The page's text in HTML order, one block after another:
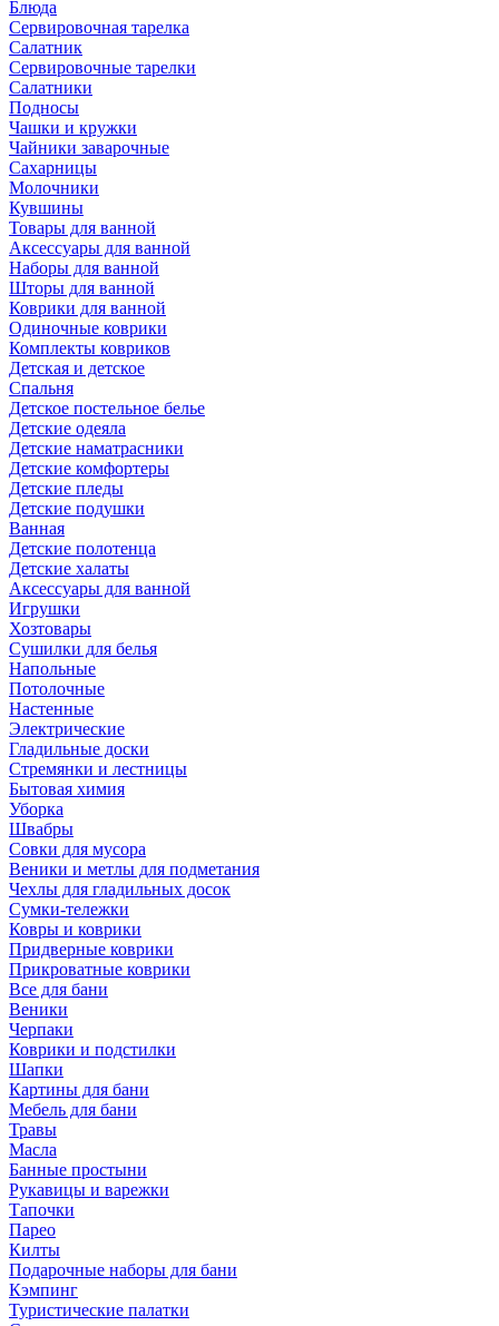
Блюда
Сервировочная тарелка
Салатник
Сервировочные тарелки
Салатники
Подносы
Чашки и кружки
Чайники заварочные
Сахарницы
Молочники
Кувшины
Товары для ванной
Аксессуары для ванной
Наборы для ванной
Шторы для ванной
Коврики для ванной
Одиночные коврики
Комплекты ковриков
Детская и детское
Спальня
Детское постельное белье
Детские одеяла
Детские наматрасники
Детские комфортеры
Детские пледы
Детские подушки
Ванная
Детские полотенца
Детские халаты
Аксессуары для ванной
Игрушки
Хозтовары
Сушилки для белья
Напольные
Потолочные
Настенные
Электрические
Гладильные доски
Стремянки и лестницы
Бытовая химия
Уборка
Швабры
Совки для мусора
Веники и метлы для подметания
Чехлы для гладильных досок
Сумки-тележки
Ковры и коврики
Придверные коврики
Прикроватные коврики
Все для бани
Веники
Черпаки
Коврики и подстилки
Шапки
Картины для бани
Мебель для бани
Травы
Масла
Банные простыни
Рукавицы и варежки
Тапочки
Парео
Килты
Подарочные наборы для бани
Кэмпинг
Туристические палатки